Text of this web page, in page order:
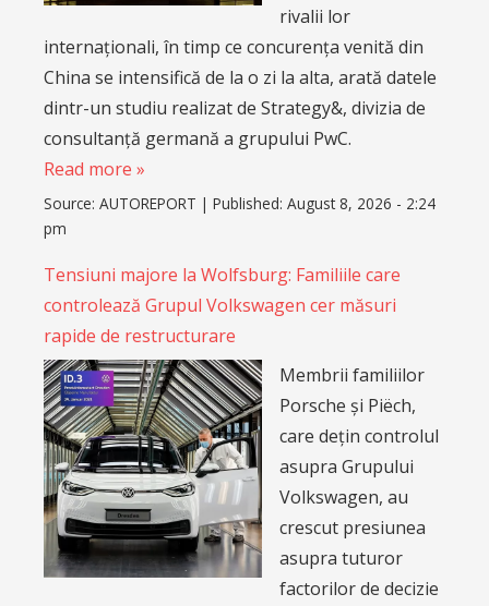
rivalii lor
internaționali, în timp ce concurența venită din
China se intensifică de la o zi la alta, arată datele
dintr-un studiu realizat de Strategy&, divizia de
consultanță germană a grupului PwC.
Read more »
Source: AUTOREPORT | Published: August 8, 2026 - 2:24
pm
Tensiuni majore la Wolfsburg: Familiile care
controlează Grupul Volkswagen cer măsuri
rapide de restructurare
Membrii familiilor
Porsche și Piëch,
care dețin controlul
asupra Grupului
Volkswagen, au
crescut presiunea
asupra tuturor
factorilor de decizie